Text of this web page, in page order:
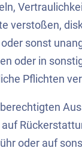
verstoßen,
sonst
oder in
Pflichten
berechtigten
oder auf